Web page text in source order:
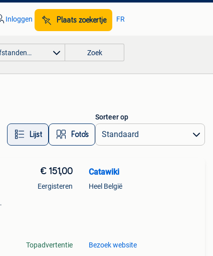
Inloggen Plaats zoekertje FR
Zoek
Lijst Foto’s
Sorteer op
€ 151,00
Eergisteren
Topadvertentie
Catawiki
Heel België
Bezoek website